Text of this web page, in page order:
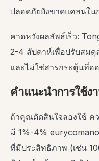
ปลอดภัยยังขาดแคลนใน
คาดหวังผลลัพธ์เร็ว:
2-4 สัปดาห์เพื่อปรับสมดุ
และไม่ใช่สารกระตุ้นที่อ
คำแนะนำการใช้ง
ถ้าคุณตัดสินใจลองใช้ ค
มี 1%-4%
ที่มีประสิทธิภาพ (เช่น